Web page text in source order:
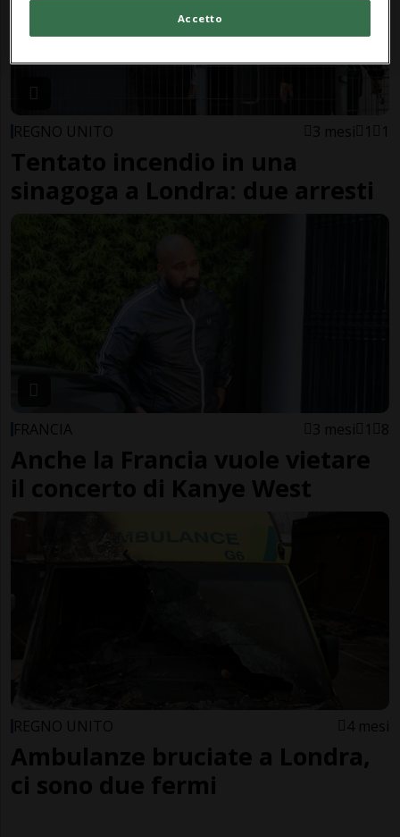
REGNO UNITO 3 mesi 1 1
Tentato incendio in una
sinagoga a Londra: due arresti
FRANCIA 3 mesi 1 8
Anche la Francia vuole vietare
il concerto di Kanye West
REGNO UNITO 4 mesi
Ambulanze bruciate a Londra,
ci sono due fermi
Accetto